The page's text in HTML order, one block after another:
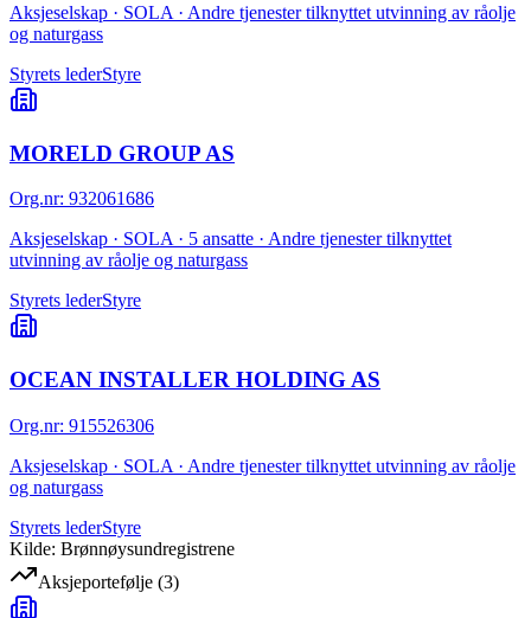
Aksjeselskap · SOLA · Andre tjenester tilknyttet utvinning av råolje
og naturgass
Styrets lederStyre
MORELD GROUP AS
Org.nr: 932061686
Aksjeselskap · SOLA · 5 ansatte · Andre tjenester tilknyttet
utvinning av råolje og naturgass
Styrets lederStyre
OCEAN INSTALLER HOLDING AS
Org.nr: 915526306
Aksjeselskap · SOLA · Andre tjenester tilknyttet utvinning av råolje
og naturgass
Styrets lederStyre
Kilde: Brønnøysundregistrene
Aksjeportefølje (3)